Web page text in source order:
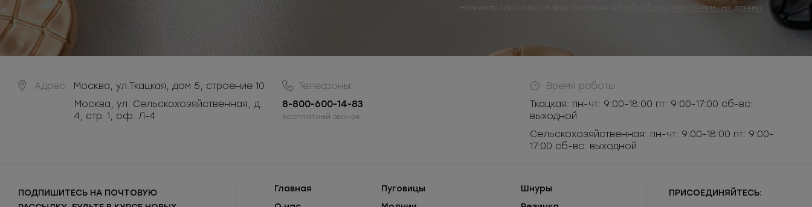
Нажимая на кнопку, я даю согласие на обработку персональных данных
Адрес: Москва, ул.Ткацкая, дом 5, строение 10
Москва, ул. Сельскохозяйственная, д.
4, стр. 1, оф. Л-4
Телефоны:
8-800-600-14-83
Бесплатный звонок
Время работы:
Ткацкая: пн-чт: 9:00-18:00 пт: 9:00-17:00 сб-вс:
выходной
Сельскохозяйственная: пн-чт: 9:00-18:00 пт: 9:00-
17:00 сб-вс: выходной
ПОДПИШИТЕСЬ НА ПОЧТОВУЮ
Главная
Пуговицы
Шнуры
ПРИСОЕДИНЯЙТЕСЬ: